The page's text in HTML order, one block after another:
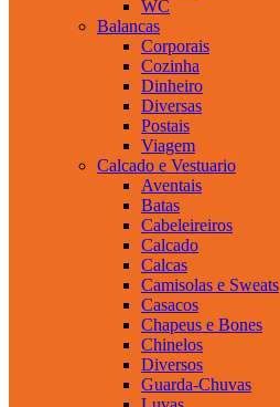
WC
Balancas
Corporais
Cozinha
Dinheiro
Diversas
Postais
Viagem
Calcado e Vestuario
Aventais
Batas
Cabeleireiros
Calcado
Calcas
Camisolas e Sweats
Casacos
Chapeus e Bones
Chinelos
Diversos
Guarda-Chuvas